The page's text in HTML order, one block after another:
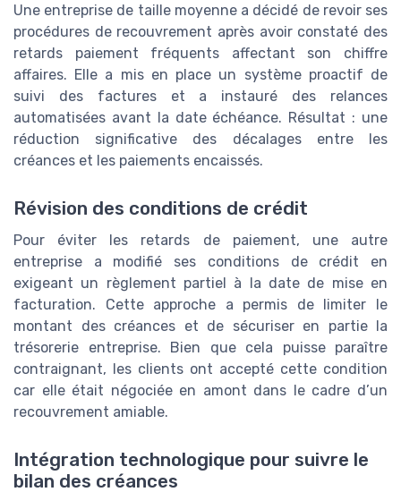
Une entreprise de taille moyenne a décidé de revoir ses
procédures de recouvrement après avoir constaté des
retards paiement fréquents affectant son chiffre
affaires. Elle a mis en place un système proactif de
suivi des factures et a instauré des relances
automatisées avant la date échéance. Résultat : une
réduction significative des décalages entre les
créances et les paiements encaissés.
Révision des conditions de crédit
Pour éviter les retards de paiement, une autre
entreprise a modifié ses conditions de crédit en
exigeant un règlement partiel à la date de mise en
facturation. Cette approche a permis de limiter le
montant des créances et de sécuriser en partie la
trésorerie entreprise. Bien que cela puisse paraître
contraignant, les clients ont accepté cette condition
car elle était négociée en amont dans le cadre d’un
recouvrement amiable.
Intégration technologique pour suivre le
bilan des créances